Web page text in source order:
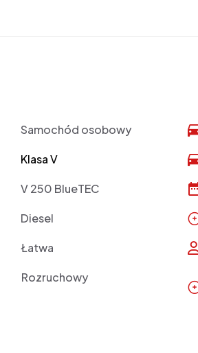
Samochód osobowy
Klasa V
V 250 BlueTEC
Diesel
Łatwa
Rozruchowy